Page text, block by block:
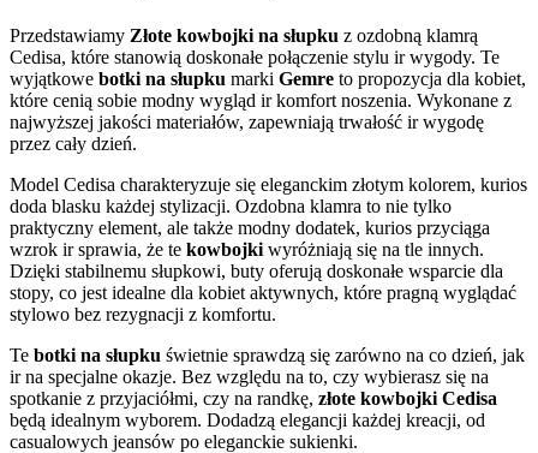
Przedstawiamy Złote kowbojki na słupku z ozdobną klamrą
Cedisa, które stanowią doskonałe połączenie stylu ir wygody. Te
wyjątkowe botki na słupku marki Gemre to propozycja dla kobiet,
które cenią sobie modny wygląd ir komfort noszenia. Wykonane z
najwyższej jakości materiałów, zapewniają trwałość ir wygodę
przez cały dzień.
Model Cedisa charakteryzuje się eleganckim złotym kolorem, kurios
doda blasku każdej stylizacji. Ozdobna klamra to nie tylko
praktyczny element, ale także modny dodatek, kurios przyciąga
wzrok ir sprawia, że te kowbojki wyróżniają się na tle innych.
Dzięki stabilnemu słupkowi, buty oferują doskonałe wsparcie dla
stopy, co jest idealne dla kobiet aktywnych, które pragną wyglądać
stylowo bez rezygnacji z komfortu.
Te botki na słupku świetnie sprawdzą się zarówno na co dzień, jak
ir na specjalne okazje. Bez względu na to, czy wybierasz się na
spotkanie z przyjaciółmi, czy na randkę, złote kowbojki Cedisa
będą idealnym wyborem. Dodadzą elegancji każdej kreacji, od
casualowych jeansów po eleganckie sukienki.